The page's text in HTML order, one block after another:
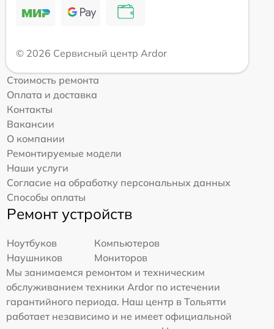
© 2026 Сервисный центр Ardor
Стоимость ремонта
Оплата и доставка
Контакты
Вакансии
О компании
Ремонтируемые модели
Наши услуги
Согласие на обработку персональных данных
Способы оплаты
Ремонт устройств
Ноутбуков
Компьютеров
Наушников
Мониторов
Мы занимаемся ремонтом и техническим
обслуживанием техники Ardor по истечении
гарантийного периода. Наш центр в Тольятти
работает независимо и не имеет официальной